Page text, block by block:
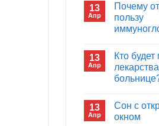
13
Апр
Почему
пользу
записи
Почему
отрицаете
пользу
13
Апр
Кто будет
записи
Кто
будет
13
Апр
Сон с
окном